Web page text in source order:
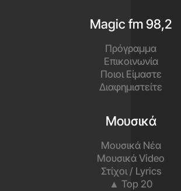
Magic fm 98,2
Πρόγραμμα
Επικοινωνία
Ποιοι Είμαστε
Διαφημιστείτε
Μουσικά
Μουσικά Νέα
Μουσικά Video
Στίχοι / Lyrics
▲ Top 20